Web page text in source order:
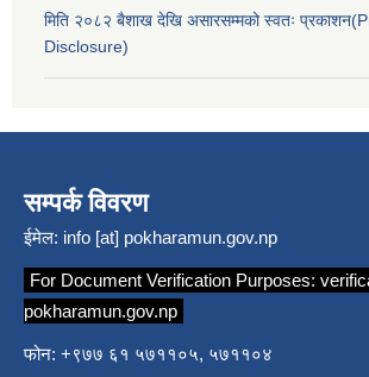
मिति २०८२ बैशाख देखि असारसम्मको स्वतः
Disclosure)
सम्पर्क विवरण
ईमेल: info [at] pokharamun.gov.np
For Document Verification Purposes:
pokharamun.gov.np
फोन: +९७७ ६१ ५७११०५, ५७११०४